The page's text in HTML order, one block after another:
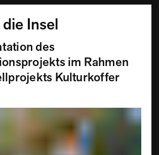
Insel
des
im Rahmen
Kulturkoffer